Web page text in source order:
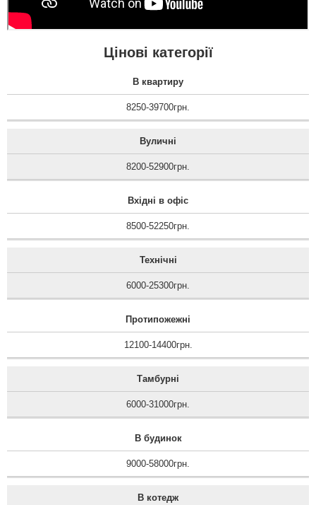
Дякую за чудові двері та
якості все на вищому
товстелезні та теплі, що
одразу стало помітно
бажаю процвітання та
у вас двері передумала.
Цінові категорії
В квартиру
8250-39700грн.
Вуличні
8200-52900грн.
Вхідні в офіс
8500-52250грн.
Технічні
6000-25300грн.
Протипожежні
12100-14400грн.
Тамбурні
6000-31000грн.
В будинок
9000-58000грн.
В котедж